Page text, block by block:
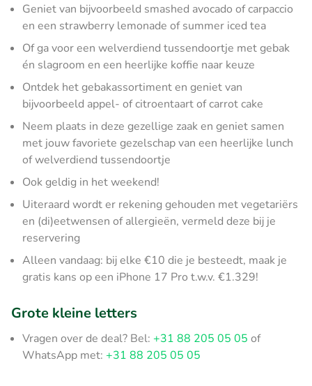
Geniet van bijvoorbeeld smashed avocado of carpaccio
en een strawberry lemonade of summer iced tea
Of ga voor een welverdiend tussendoortje met gebak
én slagroom en een heerlijke koffie naar keuze
Ontdek het gebakassortiment en geniet van
bijvoorbeeld appel- of citroentaart of carrot cake
Neem plaats in deze gezellige zaak en geniet samen
met jouw favoriete gezelschap van een heerlijke lunch
of welverdiend tussendoortje
Ook geldig in het weekend!
Uiteraard wordt er rekening gehouden met vegetariërs
en (di)eetwensen of allergieën, vermeld deze bij je
reservering
Alleen vandaag: bij elke €10 die je besteedt, maak je
gratis kans op een iPhone 17 Pro t.w.v. €1.329!
Grote kleine letters
Vragen over de deal? Bel: +31 88 205 05 05 of
WhatsApp met: +31 88 205 05 05